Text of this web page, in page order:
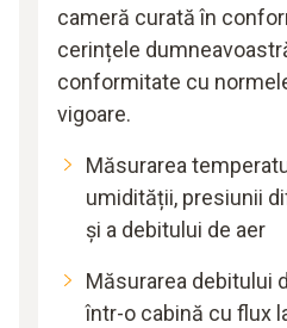
cameră curată în
cerințele
conformitate cu
vigoare.
Măsurarea
umidității, presiunii
și a debitului de aer
Măsurarea debitului
într-o cabină cu flux